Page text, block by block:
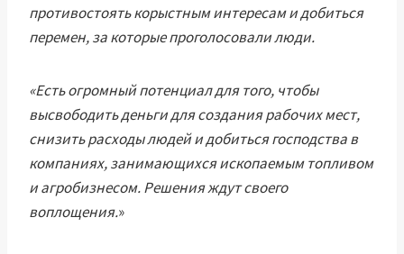
противостоять корыстным интересам и добиться
перемен, за которые проголосовали люди.
«Есть огромный потенциал для того, чтобы
высвободить деньги для создания рабочих мест,
снизить расходы людей и добиться господства в
компаниях, занимающихся ископаемым топливом
и агробизнесом. Решения ждут своего
воплощения.»